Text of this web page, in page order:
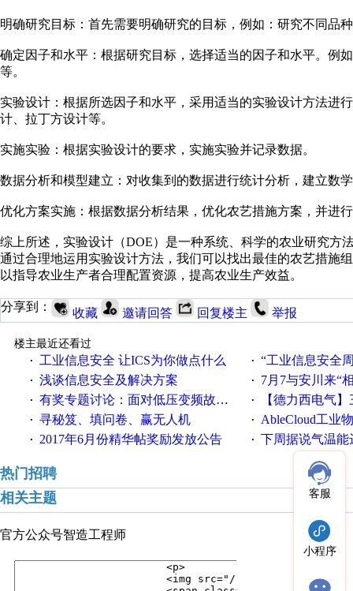
明确研究目标：首先需要明确研究的目标，例如：研究不同品
确定因子和水平：根据研究目标，选择适当的因子和水平。例
等。
实验设计：根据所选因子和水平，采用适当的实验设计方法进
计、拉丁方设计等。
实施实验：根据实验设计的要求，实施实验并记录数据。
数据分析和模型建立：对收集到的数据进行统计分析，建立数
优化方案实施：根据数据分析结果，优化农艺措施方案，并进
综上所述，实验设计（DOE）是一种系统、科学的农业研究方
通过合理地运用实验设计方法，我们可以找出最佳的农艺措施
以指导农业生产者合理配置资源，提高农业生产效益。
分享到： 收藏 邀请回答 回复楼主 举报
楼主最近还看过
·
工业信息安全 让ICS为你做点什么 · “工业信息安全周之我见”
· 浅谈信息安全及解决方案 · 7月7与安川来“
· 有奖专题讨论：面对低压变频故障，老手是这样解决的！ · 【德力西电气】三
· 寻秘笈、填问卷、赢无人机 · AbleCloud工业物联
· 2017年6月份精华帖奖励发放公告 · 下周据说气温能
热门招聘
相关主题
官方公众号智造工程师
客服
小程序